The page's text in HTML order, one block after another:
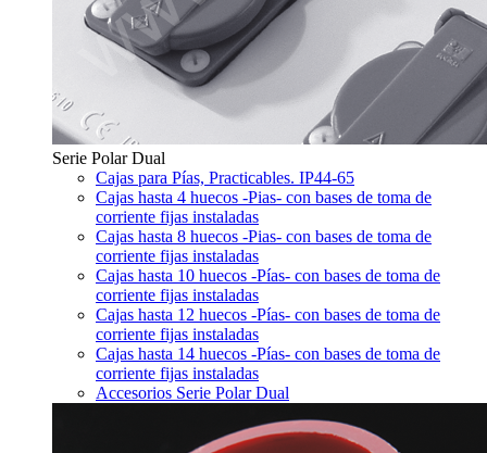
Serie Polar Dual
Cajas para Pías, Practicables. IP44-65
Cajas hasta 4 huecos -Pias- con bases de toma de
corriente fijas instaladas
Cajas hasta 8 huecos -Pias- con bases de toma de
corriente fijas instaladas
Cajas hasta 10 huecos -Pías- con bases de toma de
corriente fijas instaladas
Cajas hasta 12 huecos -Pías- con bases de toma de
corriente fijas instaladas
Cajas hasta 14 huecos -Pías- con bases de toma de
corriente fijas instaladas
Accesorios Serie Polar Dual